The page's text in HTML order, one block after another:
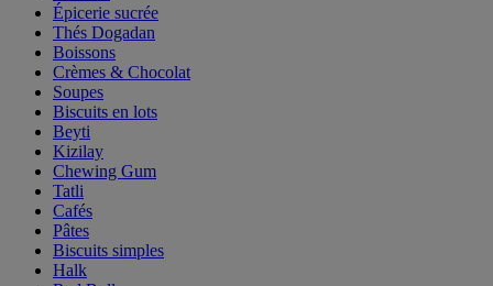
Épicerie sucrée
Thés Dogadan
Boissons
Crèmes & Chocolat
Soupes
Biscuits en lots
Beyti
Kizilay
Chewing Gum
Tatli
Cafés
Pâtes
Biscuits simples
Halk